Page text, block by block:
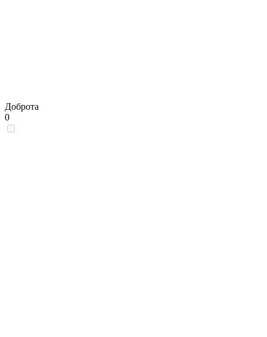
Доброта
0